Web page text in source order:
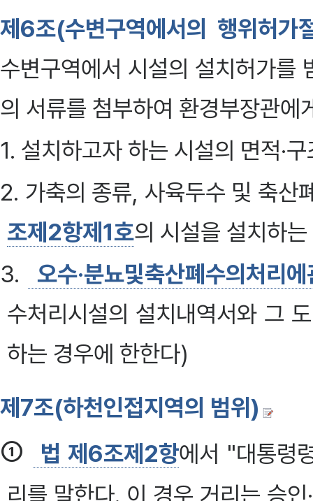
제6조(수변구역에서의 행위허가
수변구역에서 시설의 설치허가를
의 서류를 첨부하여 환경부장관에
1. 설치하고자 하는 시설의 면적·
2. 가축의 종류, 사육두수 및 축산
조제2항제1호의 시설을 설치하
3.
오수·분뇨및축산폐수의처리
수처리시설의 설치내역서와 그
하는 경우에 한한다)
제7조(하천인접지역의 범위)
① 법 제6조제2항에서 "대통령
리를 말한다. 이 경우 거리는 승